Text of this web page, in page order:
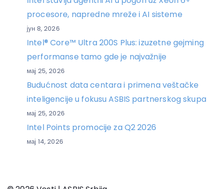
procesore, napredne mreže i AI sisteme
јун 8, 2026
Intel® Core™ Ultra 200S Plus: izuzetne gejming
performanse tamo gde je najvažnije
мај 25, 2026
Budućnost data centara i primena veštačke
inteligencije u fokusu ASBIS partnerskog skupa
мај 25, 2026
Intel Points promocije za Q2 2026
мај 14, 2026